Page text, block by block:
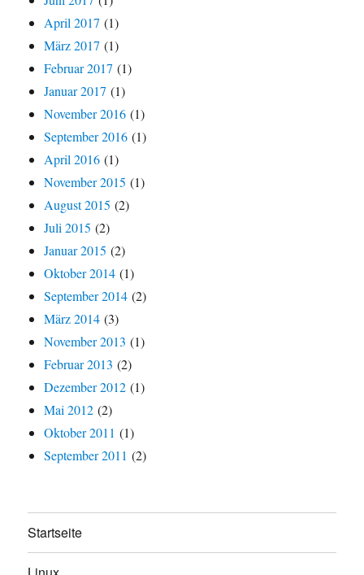
April 2017 (1)
März 2017 (1)
Februar 2017 (1)
Januar 2017 (1)
November 2016 (1)
September 2016 (1)
April 2016 (1)
November 2015 (1)
August 2015 (2)
Juli 2015 (2)
Januar 2015 (2)
Oktober 2014 (1)
September 2014 (2)
März 2014 (3)
November 2013 (1)
Februar 2013 (2)
Dezember 2012 (1)
Mai 2012 (2)
Oktober 2011 (1)
September 2011 (2)
Startseite